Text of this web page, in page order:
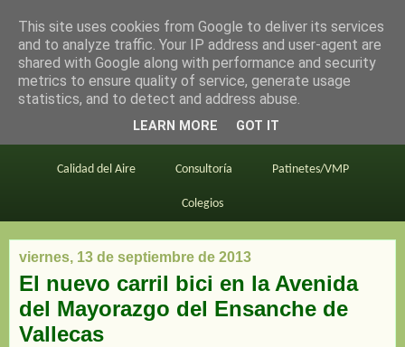
en bici por madrid
Este blog BiciMAD Primeros consejos
Calidad del Aire Consultoría Patinetes/VMP
Colegios
viernes, 13 de septiembre de 2013
El nuevo carril bici en la Avenida
del Mayorazgo del Ensanche de
Vallecas
This site uses cookies from Google to deliver its services
and to analyze traffic. Your IP address and user-agent are
shared with Google along with performance and security
metrics to ensure quality of service, generate usage
statistics, and to detect and address abuse.
LEARN MORE GOT IT